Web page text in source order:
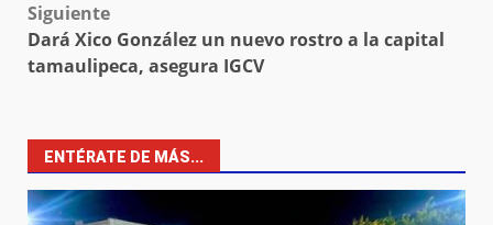
Siguiente
Dará Xico González un nuevo rostro a la capital
tamaulipeca, asegura IGCV
ENTÉRATE DE MÁS...